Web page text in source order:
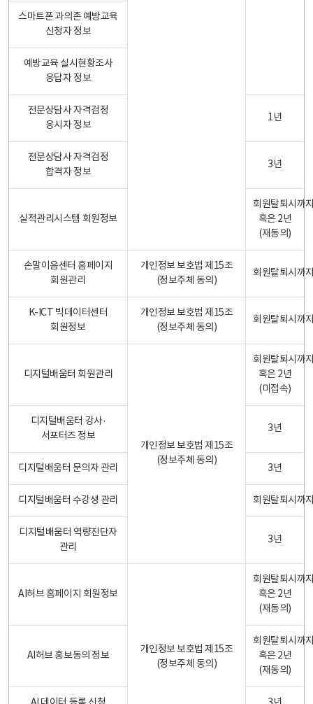
스마트폰 과의존 예방교육
신청자 정보
예방교육 실시현황조사
응답자 정보
전문상담사 자격검정
응시자 정보
1년
전문상담사 자격검정
합격자 정보
3년
실적관리시스템 회원정보
회원탈퇴시까
혹은 2년
(재동의)
손말이음센터 홈페이지
회원관리
개인정보 보호법 제15조
(정보주체 동의)
회원탈퇴시까
K-ICT 빅데이터센터
회원정보
개인정보 보호법 제15조
(정보주체 동의)
회원탈퇴시까
디지털배움터 회원관리
개인정보 보호법 제15조
(정보주체 동의)
회원탈퇴시까
혹은 2년
(미접속)
디지털배움터 강사·
서포터즈 정보
3년
디지털배움터 문의자 관리 3년
디지털배움터 수강생 관리 회원탈퇴시까
디지털배움터 역량진단자
관리
3년
AI허브 홈페이지 회원정보
개인정보 보호법 제15조
(정보주체 동의)
회원탈퇴시까
혹은 2년
(재동의)
AI허브 홍보동의 정보
회원탈퇴시까
혹은 2년
(재동의)